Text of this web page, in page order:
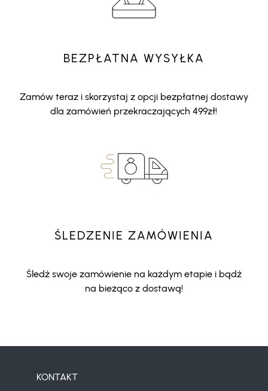
BEZPŁATNA WYSYŁKA
Zamów teraz i skorzystaj z opcji bezpłatnej dostawy
dla zamówień przekraczających 499zł!
ŚLEDZENIE ZAMÓWIENIA
Śledź swoje zamówienie na każdym etapie i bądź
na bieżąco z dostawą!
KONTAKT